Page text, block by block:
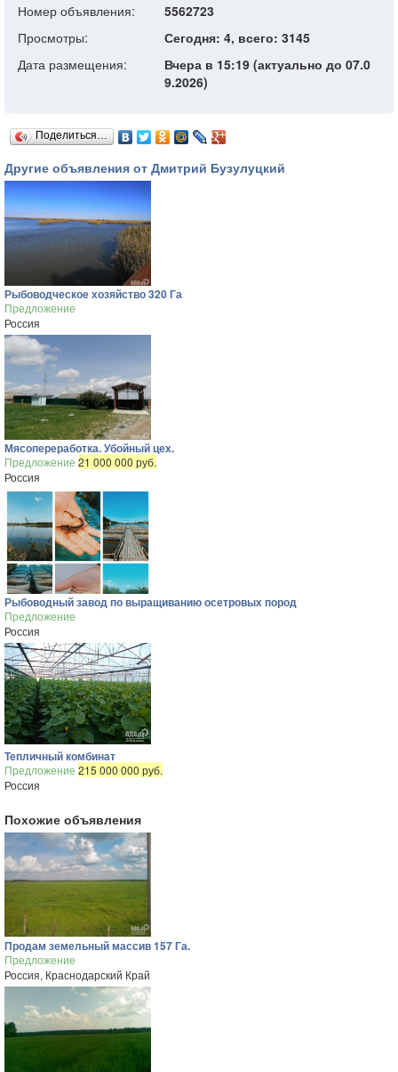
Номер объявления:
5562723
Просмотры:
Сегодня: 4, всего: 3145
Дата размещения:
Вчера в 15:19 (актуально до 07.0
9.2026)
Поделиться…
Другие объявления от Дмитрий Бузулуцкий
Рыбоводческое хозяйство 320 Га
Предложение
Россия
Мясопереработка. Убойный цех.
Предложение 21 000 000 руб.
Россия
Рыбоводный завод по выращиванию осетровых пород
Предложение
Россия
Тепличный комбинат
Предложение 215 000 000 руб.
Россия
Похожие объявления
Продам земельный массив 157 Га.
Предложение
Россия, Краснодарский Край